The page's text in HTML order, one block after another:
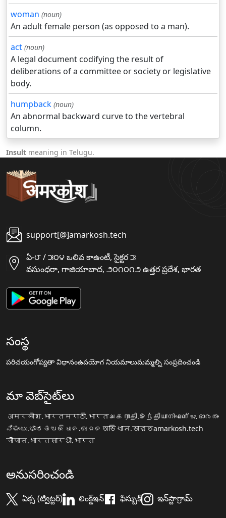
woman (noun)
An adult female person (as opposed to a man).
act (noun)
A legal document codifying the result of
deliberations of a committee or society or legislative
body.
humpback (noun)
An abnormal backward curve to the vertebral
column.
Insult meaning in Telugu.
support[@]amarkosh.tech
ఏ-౮ / ౫౦౪ ఒలివ కాఉంటీ, సైక్టర ౫
వసుంధరా, గాజియాబాద, ౨౦౧౦౧౨ ఉత్తర ప్రదేశ, భారత
సంస్థ
పరిచయంగోప్యతా విధానంఉపయోగ నియమాలుమమ్మల్ని సంప్రదించండి
మా వెబ్‌సైట్‌లు
अमरकोश.भारतमराठी.भारतஅகராதி.இந்தியாനിഘണ്ടു.ഭാരതം
ನಿಘಂಟು.ಭಾರತ ଅଭିଧାନ.ଭାରତ অভিধান.ভারতamarkosh.tech
चौपाल.भारतसारथी.भारत
అనుసరించండి
ఏక్స (ట్విట్టర్) లింక్డ్ఇన్ ఫేస్బుక్ ఇన్‌స్టాగ్రామ్